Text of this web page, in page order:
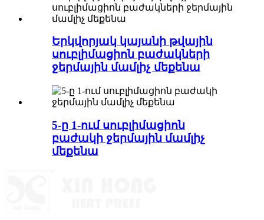
Երկվորյակ կայանի թվային
սուբլիմացիոն բաժակների
ջերմային մամլիչ մեքենա
5-ը 1-ում սուբլիմացիոն
բաժակի ջերմային մամլիչ
մեքենա